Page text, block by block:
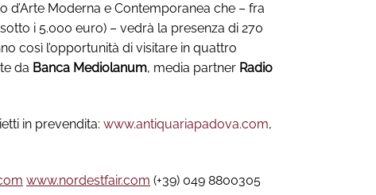
d’Arte Moderna e Contemporanea che – fra
i 5.000 euro) – vedrà la presenza di 270
così l’opportunità di visitare in quattro
da Banca Mediolanum, media partner Radio
in prevendita: www.antiquariapadova.com,
www.nordestfair.com (+39) 049 8800305